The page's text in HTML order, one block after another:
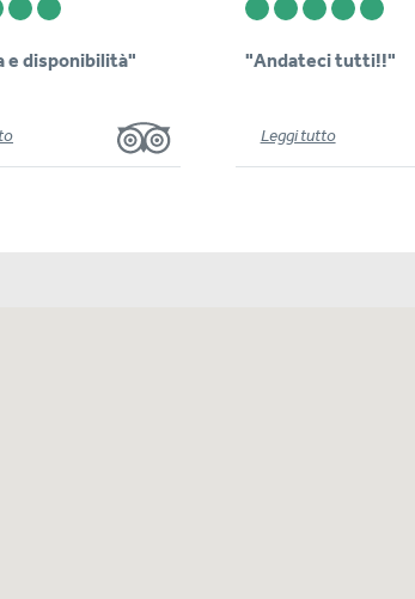
e disponibilità" "Andateci tutti!!"
Leggi tutto